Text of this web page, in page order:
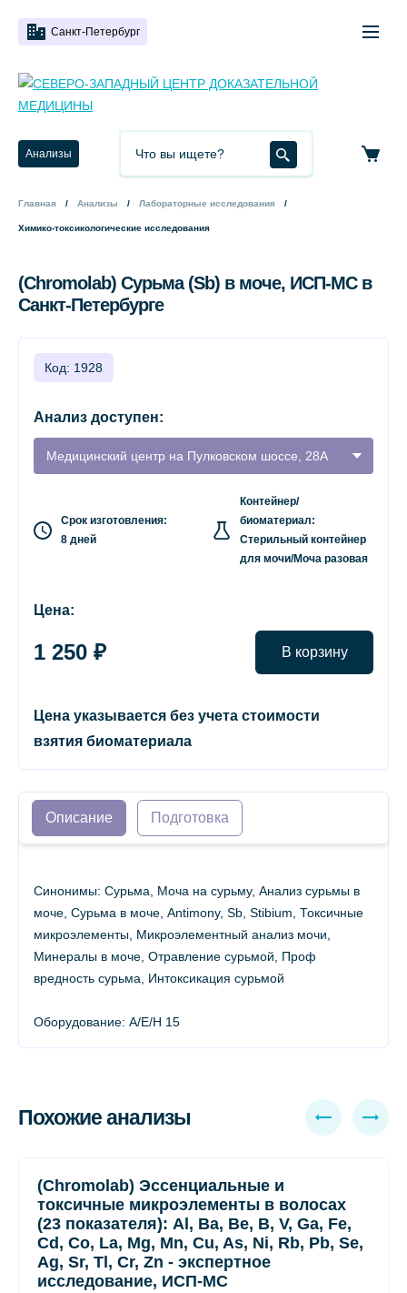
Санкт-Петербург
Анализы
Главная Анализы Лабораторные исследования
Химико-токсикологические исследования
(Chromolab) Сурьма (Sb) в моче, ИСП-МС в
Санкт-Петербурге
Код: 1928
Анализ доступен:
Медицинский центр на Пулковском шоссе, 28А
Срок изготовления:
8 дней
Контейнер/
биоматериал:
Стерильный контейнер
для мочи/Моча разовая
Цена:
1 250 ₽ В корзину
Цена указывается без учета стоимости
взятия биоматериала
Описание Подготовка
Синонимы: Сурьма, Моча на сурьму, Анализ сурьмы в
моче, Сурьма в моче, Antimony, Sb, Stibium, Токсичные
микроэлементы, Микроэлементный анализ мочи,
Минералы в моче, Отравление сурьмой, Проф
вредность сурьма, Интоксикация сурьмой
Оборудование: A/E/H 15
Похожие анализы
(Chromolab) Эссенциальные и
токсичные микроэлементы в волосах
(23 показателя): Al, Ba, Be, B, V, Ga, Fe,
Cd, Co, La, Mg, Mn, Cu, As, Ni, Rb, Pb, Se,
Ag, Sr, Tl, Cr, Zn - экспертное
исследование, ИСП-МС